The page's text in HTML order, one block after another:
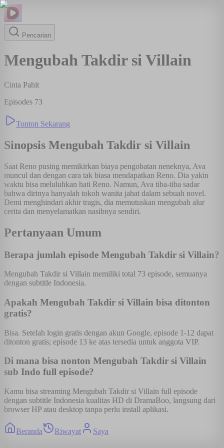
Pencarian
Mengubah Takdir si Villain
Cinta Pahit
Episodes 73
Tonton Sekarang
Sinopsis Mengubah Takdir si Villain
Saat Reno pusing memikirkan biaya pengobatan neneknya, Ava
muncul dan dengan cara tak biasa mendapatkan Reno. Dia yakin
waktu bisa meluluhkan hati Reno. Namun, Ava tiba-tiba sadar
bahwa dirinya hanyalah tokoh wanita jahat dalam sebuah novel.
Demi menghindari akhir tragis, dia memutuskan mengubah alur
cerita dan menyelamatkan nasibnya sendiri.
Pertanyaan Umum
Berapa jumlah episode Mengubah Takdir si Villain?
Mengubah Takdir si Villain memiliki total 73 episode, semuanya
dengan subtitle Indonesia.
Apakah Mengubah Takdir si Villain bisa ditonton
gratis?
Bisa. Setelah login gratis dengan akun Google, episode 1-12 dapat
ditonton gratis; episode 13 ke atas tersedia untuk anggota VIP.
Di mana bisa nonton Mengubah Takdir si Villain
sub Indo full episode?
Kamu bisa streaming Mengubah Takdir si Villain full episode
dengan subtitle Indonesia kualitas HD di DramaBoo, langsung dari
browser HP atau desktop tanpa perlu install aplikasi.
Beranda Riwayat Saya